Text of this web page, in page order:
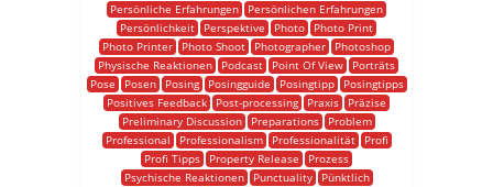
Persönliche Erfahrungen
Persönlichen Erfahrungen
Persönlichkeit
Perspektive Photo
Photo Print
Photo Printer
Photo Shoot Photographer
Photoshop
Physische Reaktionen
Podcast Point Of View
Porträts
Pose
Posen Posing Posingguide Posingtipp
Posingtipps
Positives Feedback
Post-processing Praxis
Präzise
Preliminary Discussion
Preparations
Problem
Professional
Professionalism Professionalität
Profi
Profi Tipps
Property Release
Prozess
Psychische Reaktionen
Punctuality
Pünktlich